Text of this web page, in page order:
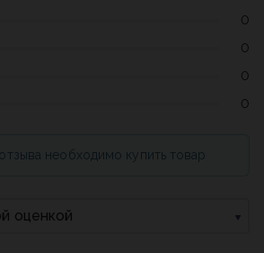
оценкой
0
0
0
0
необходимо купить товар